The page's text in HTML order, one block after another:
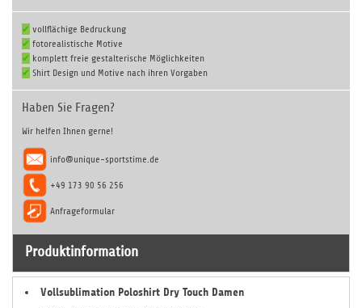
✔ vollflächige Bedruckung
✔ fotorealistische Motive
✔ komplett freie gestalterische Möglichkeiten
✔ Shirt Design und Motive nach ihren Vorgaben
Haben Sie Fragen?
Wir helfen Ihnen gerne!
info@unique-sportstime.de
+49 173 90 56 256
Anfrageformular
Produktinformation
Vollsublimation Poloshirt Dry Touch Damen